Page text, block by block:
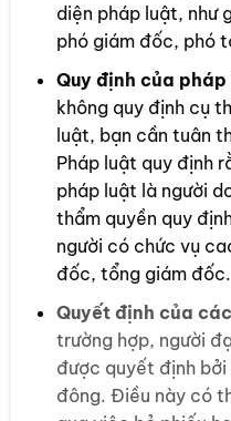
diện pháp luật, như
phó giám đốc, phó
Quy định của
không quy định cụ
luật, bạn cần tuân
Pháp luật quy định
pháp luật là người
thẩm quyền quy
người có chức vụ
đốc, tổng giám đốc.
Quyết định của
trường hợp, người
được quyết định
đông. Điều này có